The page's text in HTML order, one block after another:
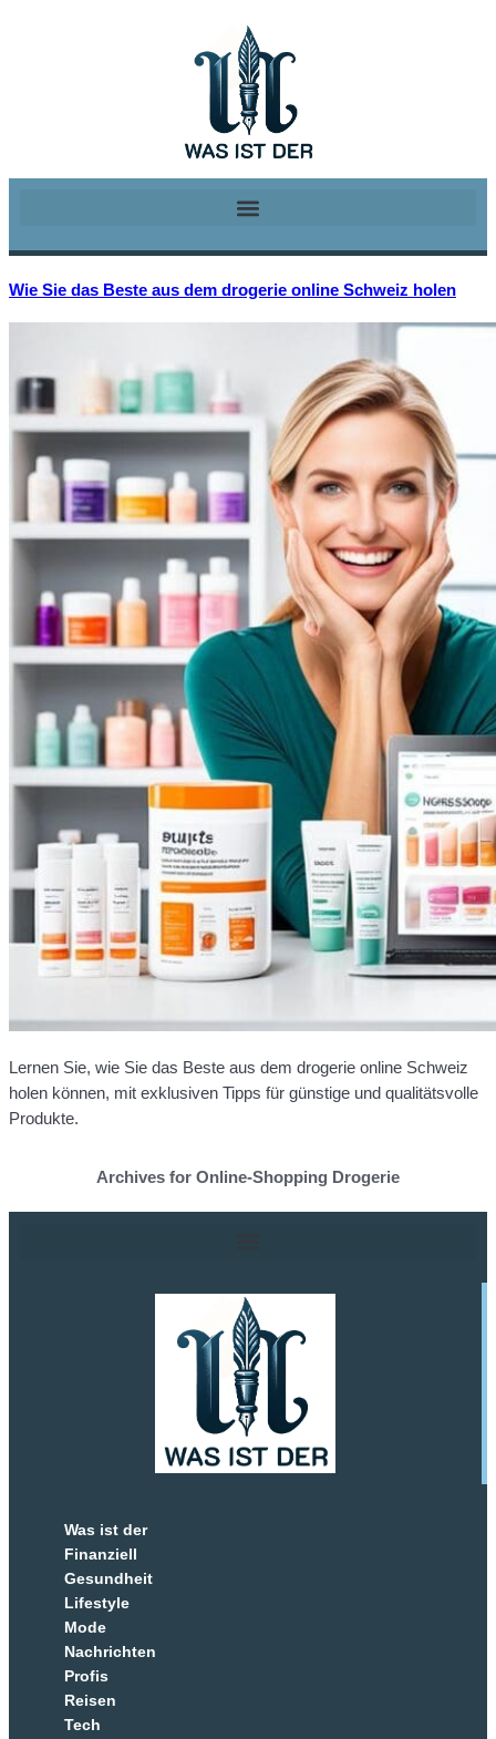
Wie Sie das Beste aus dem drogerie online Schweiz holen
Lernen Sie, wie Sie das Beste aus dem drogerie online Schweiz
holen können, mit exklusiven Tipps für günstige und qualitätsvolle
Produkte.
Archives for Online-Shopping Drogerie
Was ist der
Finanziell
Gesundheit
Lifestyle
Mode
Nachrichten
Profis
Reisen
Tech